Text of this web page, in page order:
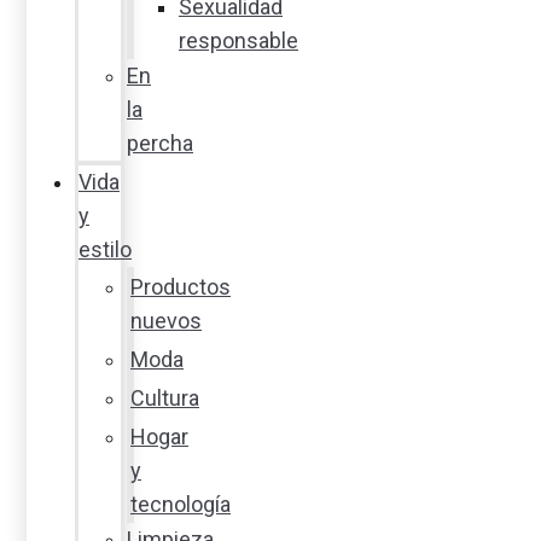
Sexualidad
responsable
En
la
percha
Vida
y
estilo
Productos
nuevos
Moda
Cultura
Hogar
y
tecnología